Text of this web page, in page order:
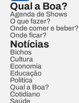
Qual a Boa?
Agenda de Shows
O que fazer?
Onde comer e beber?
Onde ficar?
Notícias
Bichos
Cultura
Economia
Educação
Política
Qual a Boa?
Cotidiano
Saúde